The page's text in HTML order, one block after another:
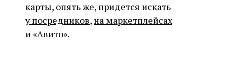
карты, опять же, придется искать
у посредников,на маркетплейсах
и «Авито».